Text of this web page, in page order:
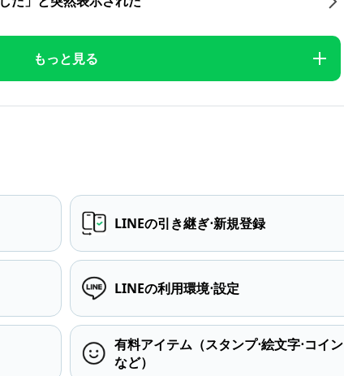
もっと見る
LINEの引き継ぎ⋅新規登録
LINEの利用環境⋅設定
有料アイテム（スタンプ⋅絵文字⋅コイン
など）